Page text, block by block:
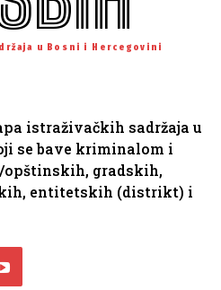
u Bosni i Hercegovini
istraživačkih sadržaja u
se bave kriminalom i
gradskih,
entitetskih (distrikt) i